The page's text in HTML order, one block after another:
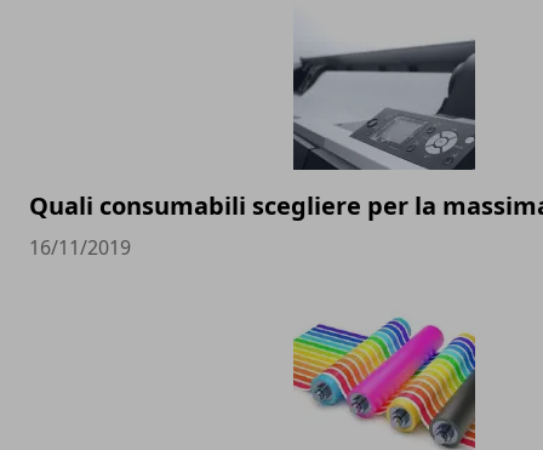
Quali consumabili scegliere per la
16/11/2019